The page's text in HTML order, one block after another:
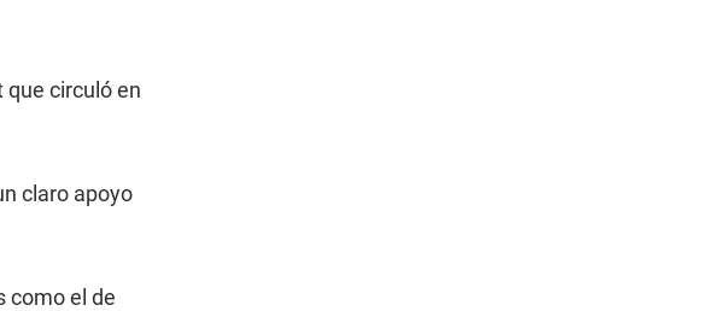
circuló en
claro apoyo
como el de